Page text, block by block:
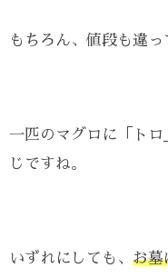
もちろん、値段も違っ
一匹のマグロに「ト
じですね。
いずれにしても、 お墓